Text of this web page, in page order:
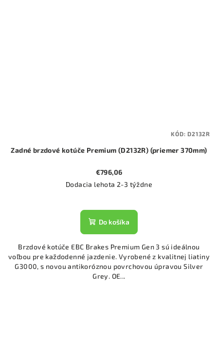
Zadné brzdové kotúče Premium (D2132R) (priemer 370mm)
€796,06
Dodacia lehota 2-3 týždne
Do košíka
Brzdové kotúče EBC Brakes Premium Gen 3 sú ideálnou
voľbou pre každodenné jazdenie. Vyrobené z kvalitnej liatiny
G3000, s novou antikoróznou povrchovou úpravou Silver
Grey. OE...
KÓD:D2132R